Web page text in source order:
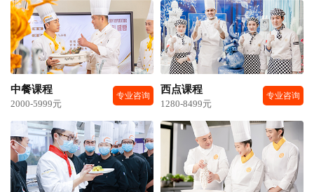
中餐课程
2000-5999元
专业咨询
西点课程
1280-8499元
专业咨询